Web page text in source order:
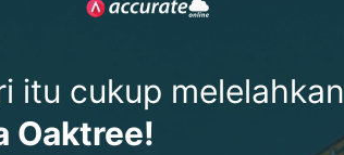
itu cukup melelahkan
Oaktree!